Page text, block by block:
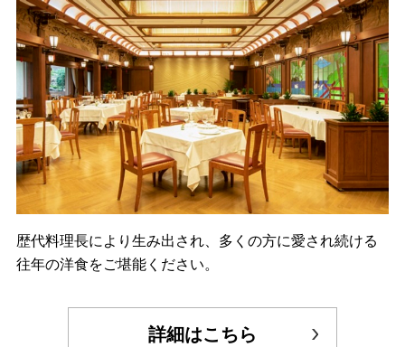
歴代料理長により生み出され、多くの方に愛され続ける
往年の洋食をご堪能ください。
詳細はこちら